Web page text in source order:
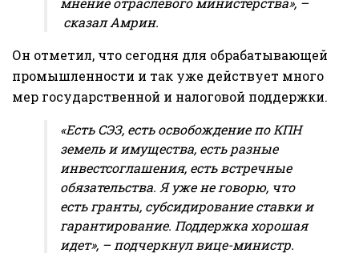
сказал Амрин.
Он отметил, что сегодня для обрабатывающей
промышленности и так уже действует много
мер государственной и налоговой поддержки.
«Есть СЭЗ, есть освобождение по КПН
земель и имущества, есть разные
инвестсоглашения, есть встречные
обязательства. Я уже не говорю, что
есть гранты, субсидирование ставки и
гарантирование. Поддержка хорошая
идет», – подчеркнул вице-министр.